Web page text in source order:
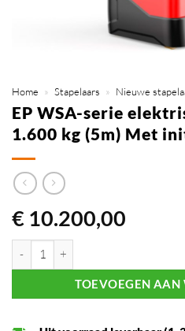
Home » Stapelaars » Nieuwe
EP WSA-serie
1.600 kg (5m) Met
€ 10.200,00
EP WSA-serie elektrische
TOEVOEGEN